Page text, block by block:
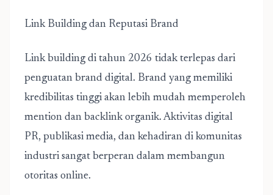
Link Building dan Reputasi Brand
Link building di tahun 2026 tidak terlepas dari
penguatan brand digital. Brand yang memiliki
kredibilitas tinggi akan lebih mudah memperoleh
mention dan backlink organik. Aktivitas digital
PR, publikasi media, dan kehadiran di komunitas
industri sangat berperan dalam membangun
otoritas online.